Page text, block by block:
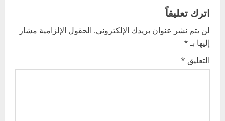
a
v
i
g
اترك تعليقاً
لن يتم نشر عنوان بريدك الإلكتروني. الحقول الإلزامية مشار
إليها بـ*
التعليق *